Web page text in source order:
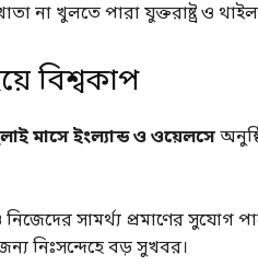
না খুলতে পারা যুক্তরাষ্ট্র ও
বিশ্বকাপ
মাসে ইংল্যান্ড ও ওয়েলসে
সামর্থ্য প্রমাণের সুযোগ
নিঃসন্দেহে বড় সুখবর।